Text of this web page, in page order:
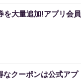
を大量追加!アプリ会員
なクーポンは公式アプ